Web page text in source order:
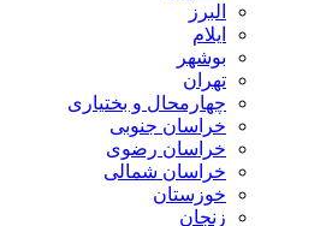
البرز
ایلام
بوشهر
تهران
چهارمحال و بختیاری
خراسان جنوبی
خراسان رضوی
خراسان شمالی
خوزستان
زنجان